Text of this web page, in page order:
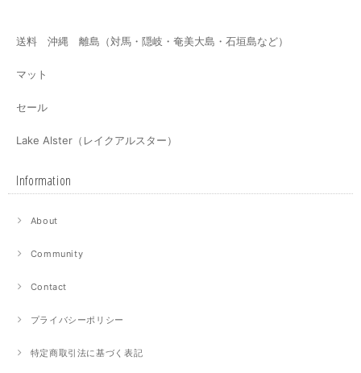
送料 沖縄 離島（対馬・隠岐・奄美大島・石垣島など）
マット
セール
Lake Alster（レイクアルスター）
Information
About
Community
Contact
プライバシーポリシー
特定商取引法に基づく表記